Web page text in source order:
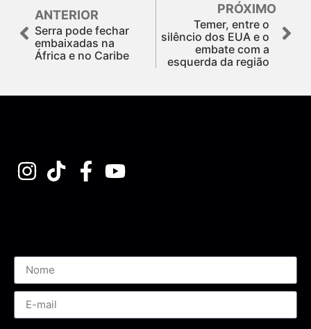
ANTERIOR
Serra pode fechar
embaixadas na
África e no Caribe
PRÓXIMO
Temer, entre o
silêncio dos EUA e o
embate com a
esquerda da região